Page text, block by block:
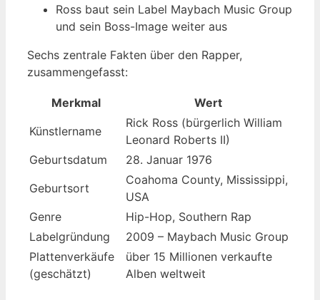
Ross baut sein Label Maybach Music Group
und sein Boss-Image weiter aus
Sechs zentrale Fakten über den Rapper,
zusammengefasst:
Merkmal
Wert
Künstlername
Rick Ross (bürgerlich William
Leonard Roberts II)
Geburtsdatum
28. Januar 1976
Geburtsort
Coahoma County, Mississippi,
USA
Genre
Hip-Hop, Southern Rap
Labelgründung
2009 – Maybach Music Group
Plattenverkäufe
(geschätzt)
über 15 Millionen verkaufte
Alben weltweit